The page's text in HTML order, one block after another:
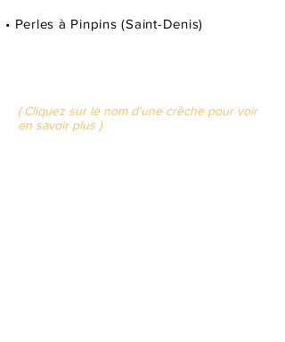
• Perles à Pinpins (Saint-Denis)
( Cliquez sur le nom d'une crèche pour voir
en savoir plus )